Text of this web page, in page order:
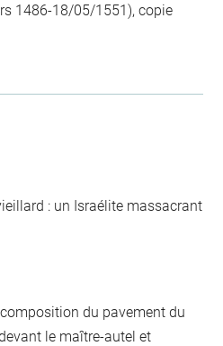
1486-18/05/1551), copie
: un Israélite massacrant
du pavement du
le maître-autel et